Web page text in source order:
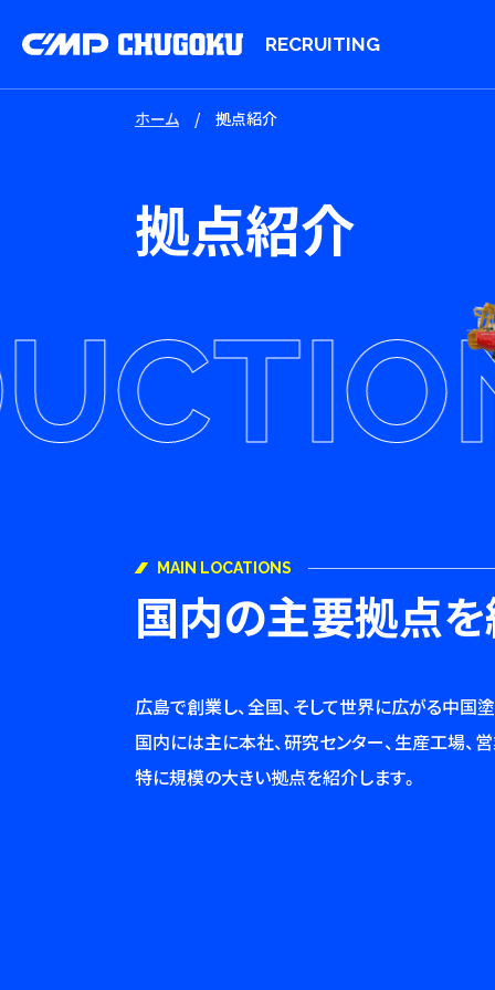
RECRUITING
ホーム / 拠点紹介
拠点紹介
MAIN LOCATIONS
国内の主要拠点を
広島で創業し、全国、そして世界に広がる中国
国内には主に本社、研究センター、生産工場、
特に規模の大きい拠点を紹介します。